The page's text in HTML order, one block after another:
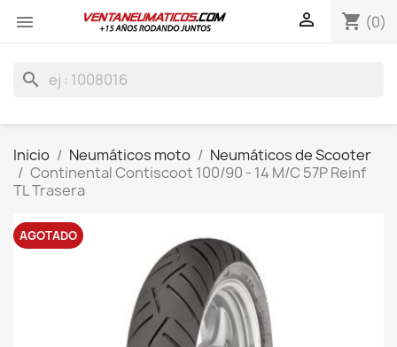
 shopping_cart (0)

search
Inicio Neumáticos moto
Neumáticos de Scooter
Continental Contiscoot 100/90 - 14 M/C 57P Reinf
TL Trasera
AGOTADO